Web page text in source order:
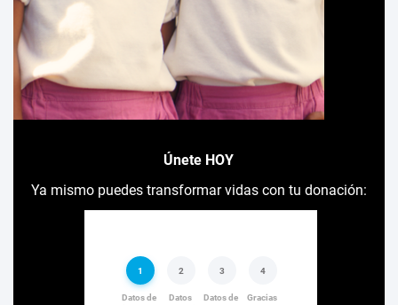
Únete HOY
Ya mismo puedes transformar vidas con tu donación: